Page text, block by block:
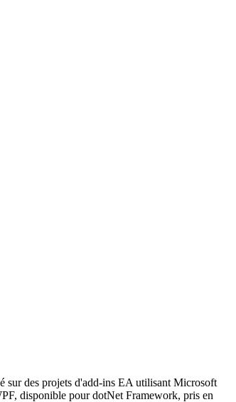
sur des projets d'add-ins EA utilisant Microsoft
disponible pour dotNet Framework, pris en